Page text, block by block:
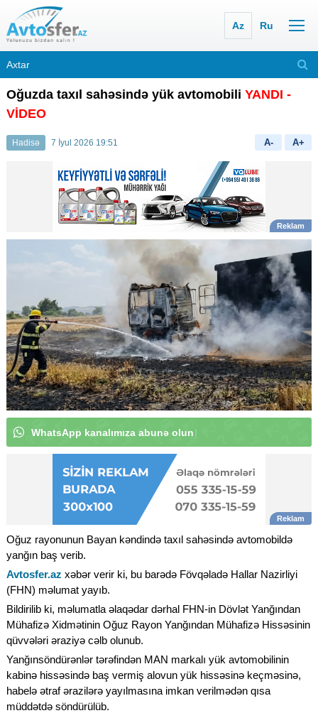
Az Ru
Oğuzda taxıl sahəsində yük avtomobili YANDI -
VİDEO
Hadisə 7 İyul 2026 19:51 A- A+
WhatsApp kan|
Oğuz rayonunun Bayan kəndində taxıl sahəsində avtomobildə
yanğın baş verib.
Avtosfer.az xəbər verir ki, bu barədə Fövqəladə Hallar Nazirliyi
(FHN) məlumat yayıb.
Bildirilib ki, məlumatla əlaqədar dərhal FHN-in Dövlət Yanğından
Mühafizə Xidmətinin Oğuz Rayon Yanğından Mühafizə Hissəsinin
qüvvələri əraziyə cəlb olunub.
Yanğınsöndürənlər tərəfindən MAN markalı yük avtomobilinin
kabinə hissəsində baş vermiş alovun yük hissəsinə keçməsinə,
habelə ətraf ərazilərə yayılmasına imkan verilmədən qısa
müddətdə söndürülüb.